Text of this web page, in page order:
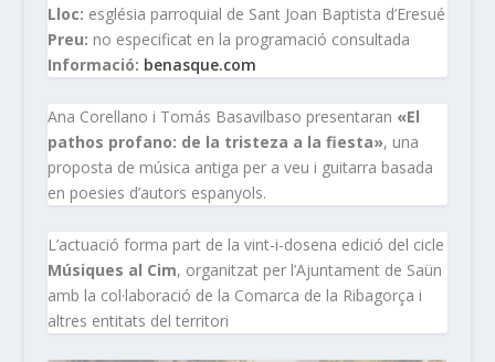
Lloc: església parroquial de Sant Joan Baptista d’Eresué
Preu: no especificat en la programació consultada
Informació: benasque.com
Ana Corellano i Tomás Basavilbaso presentaran «El
pathos profano: de la tristeza a la fiesta», una
proposta de música antiga per a veu i guitarra basada
en poesies d’autors espanyols.
L’actuació forma part de la vint-i-dosena edició del cicle
Músiques al Cim, organitzat per l’Ajuntament de Saün
amb la col·laboració de la Comarca de la Ribagorça i
altres entitats del territori